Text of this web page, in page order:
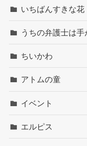
いちばんすきな花
うちの弁護士は手
ちいかわ
アトムの童
イベント
エルピス